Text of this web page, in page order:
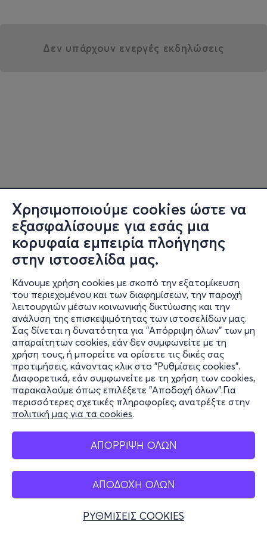
Χρησιμοποιούμε cookies ώστε να
εξασφαλίσουμε για εσάς μια
κορυφαία εμπειρία πλοήγησης
στην ιστοσελίδα μας.
Κάνουμε χρήση cookies με σκοπό την εξατομίκευση
του περιεχομένου και των διαφημίσεων, την παροχή
λειτουργιών μέσων κοινωνικής δικτύωσης και την
ανάλυση της επισκεψιμότητας των ιστοσελίδων μας.
Σας δίνεται η δυνατότητα για "Απόρριψη όλων" των μη
απαραίτητων cookies, εάν δεν συμφωνείτε με τη
χρήση τους, ή μπορείτε να ορίσετε τις δικές σας
προτιμήσεις, κάνοντας κλικ στο "Ρυθμίσεις cookies".
Διαφορετικά, εάν συμφωνείτε με τη χρήση των cookies,
παρακαλούμε όπως επιλέξετε "Αποδοχή όλων".Για
περισσότερες σχετικές πληροφορίες, ανατρέξτε στην
πολιτική μας για τα cookies.
ΑΠΟΡΡΙΨΗ ΟΛΩΝ
ΑΠΟΔΟΧΗ ΟΛΩΝ
ΡΥΘΜΙΣΕΙΣ COOKIES
Δεν υπάρχουν ενεργές εκδηλώσεις